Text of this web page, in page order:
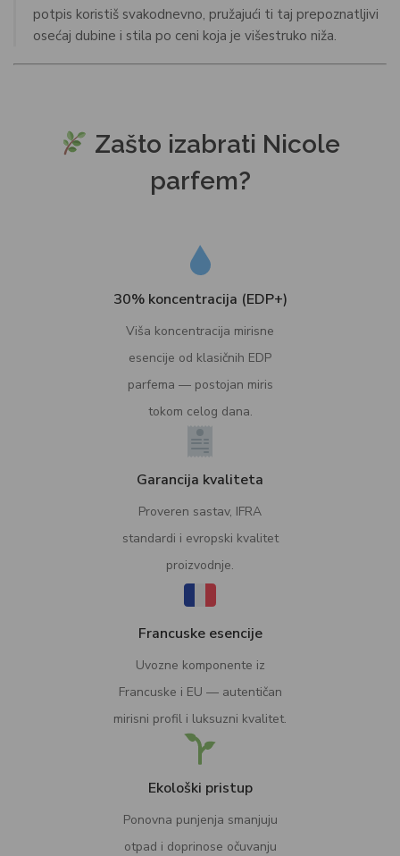
potpis koristiš svakodnevno, pružajući ti taj prepoznatljivi
osećaj dubine i stila po ceni koja je višestruko niža.
Zašto izabrati Nicole
parfem?
30% koncentracija (EDP+)
Viša koncentracija mirisne
esencije od klasičnih EDP
parfema — postojan miris
tokom celog dana.
Garancija kvaliteta
Proveren sastav, IFRA
standardi i evropski kvalitet
proizvodnje.
Francuske esencije
Uvozne komponente iz
Francuske i EU — autentičan
mirisni profil i luksuzni kvalitet.
Ekološki pristup
Ponovna punjenja smanjuju
otpad i doprinose očuvanju